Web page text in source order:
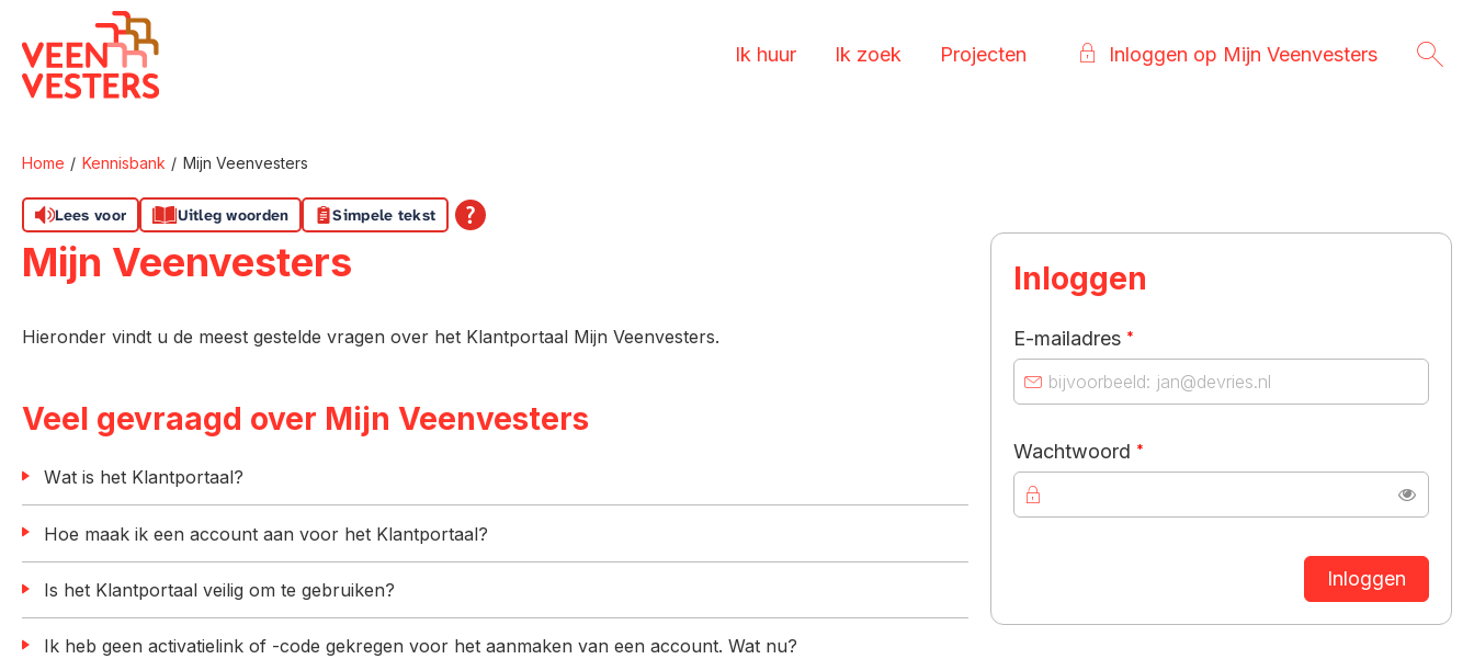
Naar hoofdinhoud
Naar hoofdnavigatiemenu
Naar zoeken
Naar de homepage
Ik huur Ik zoek Projecten Inloggen op Mijn Veenvesters
Home Kennisbank Mijn Veenvesters
Lees voor Uitleg woorden Simpele tekst
Mijn Veenvesters
Hieronder vindt u de meest gestelde vragen over het Klantportaal Mijn Veenvesters.
Veel gevraagd over Mijn Veenvesters
Wat is het Klantportaal?
Hoe maak ik een account aan voor het Klantportaal?
Is het Klantportaal veilig om te gebruiken?
Ik heb geen activatielink of -code gekregen voor het aanmaken van een account. Wat nu?
Inloggen
E-mailadres *
Wachtwoord *
Inloggen